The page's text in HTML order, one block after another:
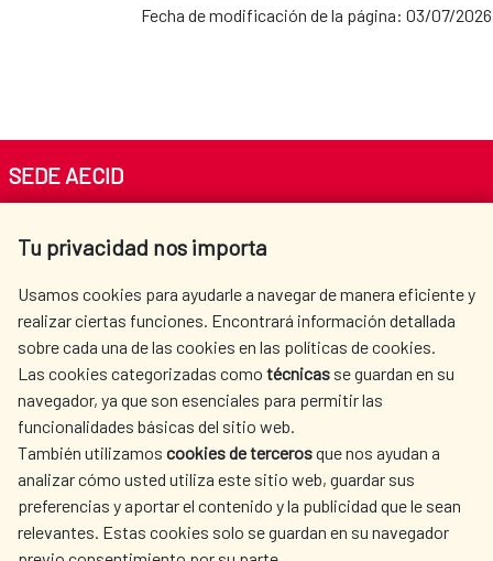
Fecha de modificación de la página: 03/07/2026
Tu privacidad nos importa
Usamos cookies para ayudarle a navegar de manera eficiente y
realizar ciertas funciones. Encontrará información detallada
sobre cada una de las cookies en las políticas de cookies.
Las cookies categorizadas como técnicas se guardan en su
navegador, ya que son esenciales para permitir las
funcionalidades básicas del sitio web.
También utilizamos cookies de tercerosque nos ayudan a
analizar cómo usted utiliza este sitio web, guardar sus
preferencias y aportar el contenido y la publicidad que le sean
relevantes. Estas cookies solo se guardan en su navegador
SEDE AECID
Tel. +34 900 20 30 54​​​​​​​
AECID
WHERE DO WE COOPERATE?
SPANISH HUMANITARIAN
ACTION
PRESS ROOM
CULTURE AND SCIENCE LIBRARY